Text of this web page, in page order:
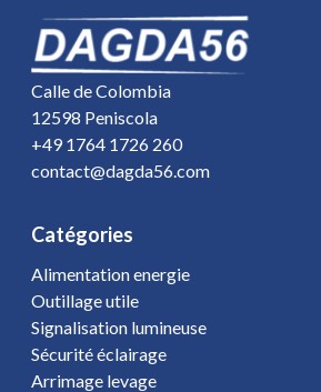
Calle de Colombia
12598 Peniscola
+49 1764 1726 260
contact@dagda56.com
Catégories
Alimentation energie
Outillage utile
Signalisation lumineuse
Sécurité éclairage
Arrimage levage